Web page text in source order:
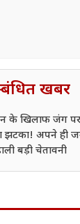
खबर
के खिलाफ जंग पर
झटका! अपने ही
बड़ी चेतावनी